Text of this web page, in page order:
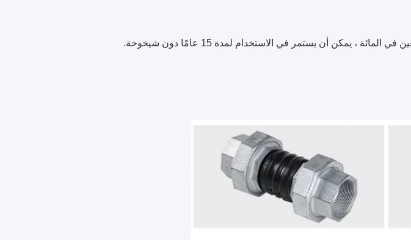
، يمكن أن يستمر في الاستخدام لمدة 15 عامًا دون شيخوخة.